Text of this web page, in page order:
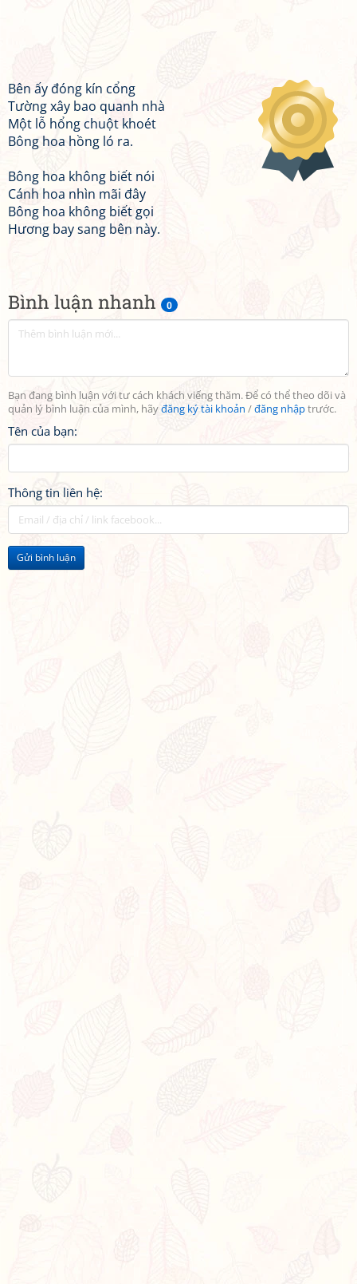
Bình luận nhanh 0
Bạn đang bình luận với tư cách khách viếng thăm. Để có thể theo dõi và
quản lý bình luận của mình, hãyđăng ký tài khoản /đăng nhậptrước.
Tên của bạn:
Thông tin liên hệ:
Gửi bình luận
Bên ấy đóng kín cổng
Tường xây bao quanh nhà
Một lỗ hổng chuột khoét
Bông hoa hồng ló ra.
Bông hoa không biết nói
Cánh hoa nhìn mãi đây
Bông hoa không biết gọi
Hương bay sang bên này.